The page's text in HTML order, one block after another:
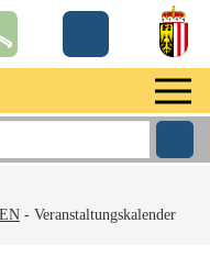
- Veranstaltungskalender